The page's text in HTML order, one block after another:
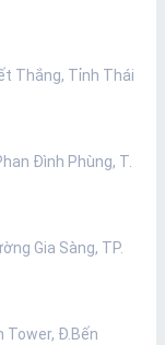
Thắng, Tỉnh Thái
Đình Phùng, T.
Gia Sàng, TP.
Tower, Đ.Bến